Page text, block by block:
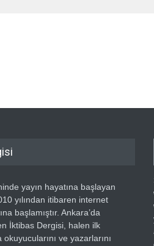
yayın hayatına başlayan
yılından itibaren internet
başlamıştır. Ankara’da
İktibas Dergisi, halen ilk
ve yazarlarını